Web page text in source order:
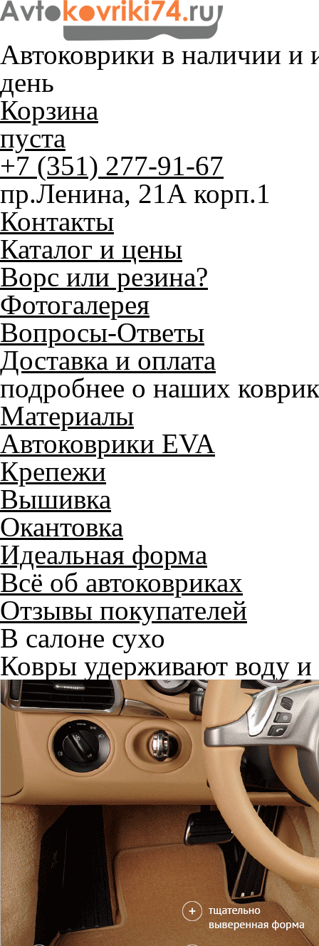
Автоковрики в наличии и
день
Корзина
пуста
+7 (351) 277-91-67
пр.Ленина, 21А корп.1
Контакты
Каталог и цены
Ворс или резина?
Фотогалерея
Вопросы-Ответы
Доставка и оплата
подробнее о наших
Материалы
Автоковрики EVA
Крепежи
Вышивка
Окантовка
Идеальная форма
Всё об автоковриках
Отзывы покупателей
В салоне сухо
Ковры удерживают воду и